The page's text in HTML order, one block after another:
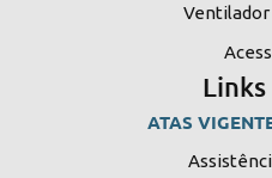
ATAS